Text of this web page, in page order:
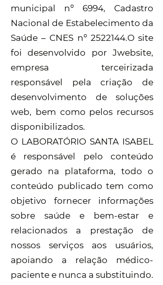
municipal nº 6994, Cadastro
Nacional de Estabelecimento da
Saúde – CNES nº 2522144.O site
foi desenvolvido por Jwebsite,
empresa terceirizada
responsável pela criação de
desenvolvimento de soluções
web, bem como pelos recursos
disponibilizados.
O LABORATÓRIO SANTA ISABEL
é responsável pelo conteúdo
gerado na plataforma, todo o
conteúdo publicado tem como
objetivo fornecer informações
sobre saúde e bem-estar e
relacionados a prestação de
nossos serviços aos usuários,
apoiando a relação médico-
paciente e nunca a substituindo.